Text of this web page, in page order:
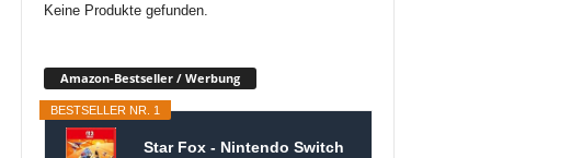
Keine Produkte gefunden.
Amazon-Bestseller / Werbung
BESTSELLER NR. 1
Star Fox - Nintendo Switch